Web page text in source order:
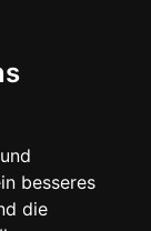
besseres
die